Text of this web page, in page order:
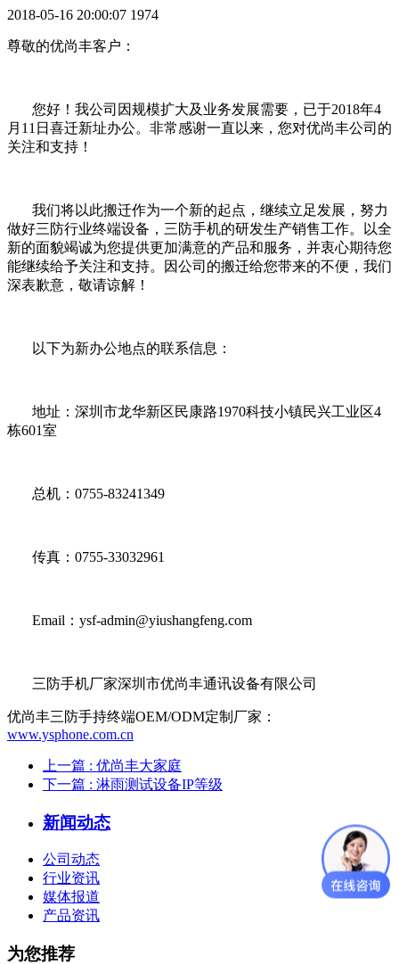
2018-05-16 20:00:07 1974
尊敬的优尚丰客户：
您好！我公司因规模扩大及业务发展需要，已于2018年4
月11日喜迁新址办公。非常感谢一直以来，您对优尚丰公司的
关注和支持！
我们将以此搬迁作为一个新的起点，继续立足发展，努力
做好三防行业终端设备，三防手机的研发生产销售工作。以全
新的面貌竭诚为您提供更加满意的产品和服务，并衷心期待您
能继续给予关注和支持。因公司的搬迁给您带来的不便，我们
深表歉意，敬请谅解！
以下为新办公地点的联系信息：
地址：深圳市龙华新区民康路1970科技小镇民兴工业区4
栋601室
总机：0755-83241349
传真：0755-33032961
Email：ysf-admin@yiushangfeng.com
三防手机厂家深圳市优尚丰通讯设备有限公司
优尚丰三防手持终端OEM/ODM定制厂家：
www.ysphone.com.cn
上一篇 : 优尚丰大家庭
下一篇 : 淋雨测试设备IP等级
新闻动态
公司动态
行业资讯
媒体报道
产品资讯
为您推荐